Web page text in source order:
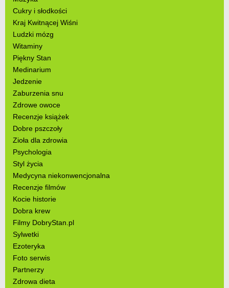
Cukry i słodkości
Kraj Kwitnącej Wiśni
Ludzki mózg
Witaminy
Piękny Stan
Medinarium
Jedzenie
Zaburzenia snu
Zdrowe owoce
Recenzje książek
Dobre pszczoły
Zioła dla zdrowia
Psychologia
Styl życia
Medycyna niekonwencjonalna
Recenzje filmów
Kocie historie
Dobra krew
Filmy DobryStan.pl
Sylwetki
Ezoteryka
Foto serwis
Partnerzy
Zdrowa dieta